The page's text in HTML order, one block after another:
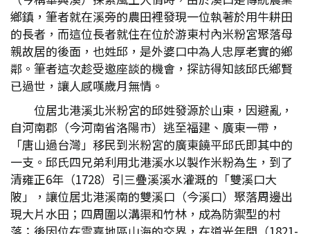
鄉鎮，筆者就在溪旁的農田裡發現一位執著於用牛耕田
的長者，而這位長者就住在位於游東村內米粉宮聚落母
親故居的後面，也姓邱，是外婆口中為人忠厚老實的鄉
鄰。筆者這次趁受邀座談的機會，探訪得知該邱氏鄉賢
已過世，讓人感嘆歲月無情。
位居北港溪北米粉宮的邱姓發源於山東，因避亂，
自河南郡（今河南省洛陽市）逃至福建、廣東一帶，
「唐山過台灣」移民到米粉宮的廣東饒平邱氏即其中的
一支。邱氏四兄弟利用北港溪水以製作米粉為生，到了
清雍正6年（1728）引三疊溪溪水灌溉的「雙溪口大
陂」，讓位居北港溪南的雙溪口（今溪口）聚落周邊出
現大片水田；四周圍以溝渠和竹林，成為防禦型的村